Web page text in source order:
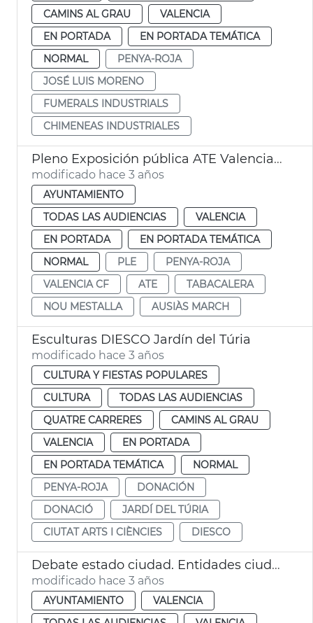
CAMINS AL GRAU
VALENCIA
EN PORTADA
EN PORTADA TEMÁTICA
NORMAL
PENYA-ROJA
JOSÉ LUIS MORENO
FUMERALS INDUSTRIALS
CHIMENEAS INDUSTRIALES
Pleno Exposición pública ATE Valencia CF
modificado hace 3 años
AYUNTAMIENTO
TODAS LAS AUDIENCIAS
VALENCIA
EN PORTADA
EN PORTADA TEMÁTICA
NORMAL
PLE
PENYA-ROJA
VALENCIA CF
ATE
TABACALERA
NOU MESTALLA
AUSIÀS MARCH
Esculturas DIESCO Jardín del Túria
modificado hace 3 años
CULTURA Y FIESTAS POPULARES
CULTURA
TODAS LAS AUDIENCIAS
QUATRE CARRERES
CAMINS AL GRAU
VALENCIA
EN PORTADA
EN PORTADA TEMÁTICA
NORMAL
PENYA-ROJA
DONACIÓN
DONACIÓ
JARDÍ DEL TÚRIA
CIUTAT ARTS I CIÈNCIES
DIESCO
Debate estado ciudad. Entidades ciudadanas
modificado hace 3 años
AYUNTAMIENTO
VALENCIA